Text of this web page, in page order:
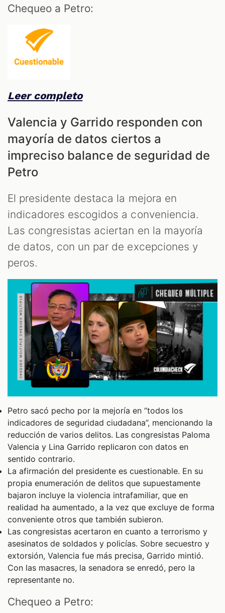
Chequeo a Petro:
Leer completo
Valencia y Garrido responden con
mayoría de datos ciertos a
impreciso balance de seguridad de
Petro
El presidente destaca la mejora en
indicadores escogidos a conveniencia.
Las congresistas aciertan en la mayoría
de datos, con un par de excepciones y
peros.
Petro sacó pecho por la mejoría en “todos los
indicadores de seguridad ciudadana”, mencionando la
reducción de varios delitos. Las congresistas Paloma
Valencia y Lina Garrido replicaron con datos en
sentido contrario.
La afirmación del presidente es cuestionable. En su
propia enumeración de delitos que supuestamente
bajaron incluye la violencia intrafamiliar, que en
realidad ha aumentado, a la vez que excluye de forma
conveniente otros que también subieron.
Las congresistas acertaron en cuanto a terrorismo y
asesinatos de soldados y policías. Sobre secuestro y
extorsión, Valencia fue más precisa, Garrido mintió.
Con las masacres, la senadora se enredó, pero la
representante no.
Chequeo a Petro: